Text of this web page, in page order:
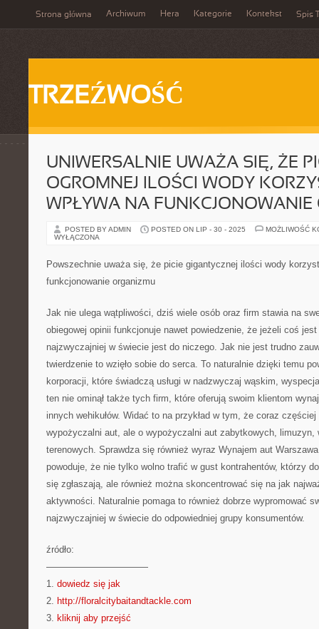
Strona główna Archiwum Hera Kategorie Kontekst Spis
TRZEŹWOŚĆ
UNIWERSALNIE UWAŻA SIĘ, ŻE
OGROMNEJ ILOŚCI WODY
WPŁYWA NA FUNKCJONOWANIE
POSTED BY ADMIN POSTED ON LIP - 30 - 2025
MOŻLIWOŚĆ
WYŁĄCZONA
Powszechnie uważa się, że picie gigantycznej ilości wody
funkcjonowanie organizmu
Jak nie ulega wątpliwości, dziś wiele osób oraz firm stawia na
obiegowej opinii funkcjonuje nawet powiedzenie, że jeżeli coś
najzwyczajniej w świecie jest do niczego. Jak nie jest trudno
twierdzenie to wzięło sobie do serca. To naturalnie dzięki temu
korporacji, które świadczą usługi w nadzwyczaj wąskim,
ten nie ominął także tych firm, które oferują swoim klientom
innych wehikułów. Widać to na przykład w tym, że coraz
wypożyczalni aut, ale o wypożyczalni aut zabytkowych, limuzyn,
terenowych. Sprawdza się również wyraz Wynajem aut
powoduje, że nie tylko wolno trafić w gust kontrahentów, którzy
się zgłaszają, ale również można skoncentrować się na jak
aktywności. Naturalnie pomaga to również dobrze wypromować
najzwyczajniej w świecie do odpowiedniej grupy konsumentów.
źródło:
———————————
1. dowiedz się jak
2. http://floralcitybaitandtackle.com
3. kliknij aby przejść